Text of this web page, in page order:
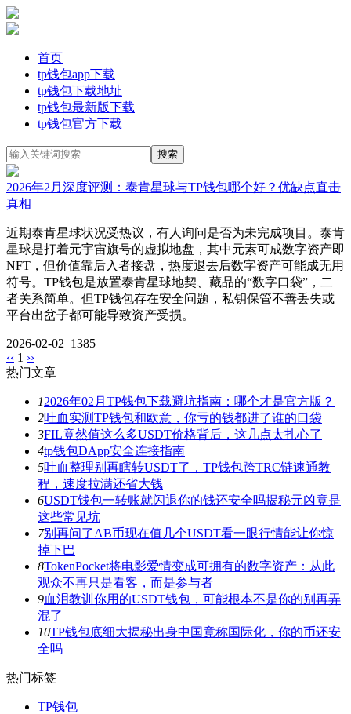
首页
tp钱包app下载
tp钱包下载地址
tp钱包最新版下载
tp钱包官方下载
2026年2月深度评测：泰肯星球与TP钱包哪个好？优缺点直击
真相
近期泰肯星球状况受热议，有人询问是否为未完成项目。泰肯
星球是打着元宇宙旗号的虚拟地盘，其中元素可成数字资产即
NFT，但价值靠后入者接盘，热度退去后数字资产可能成无用
符号。TP钱包是放置泰肯星球地契、藏品的“数字口袋”，二
者关系简单。但TP钱包存在安全问题，私钥保管不善丢失或
平台出岔子都可能导致资产受损。
2026-02-02 1385
‹‹ 1 ››
热门文章
12026年02月TP钱包下载避坑指南：哪个才是官方版？
2吐血实测TP钱包和欧意，你亏的钱都进了谁的口袋
3FIL竟然值这么多USDT价格背后，这几点太扎心了
4tp钱包DApp安全连接指南
5吐血整理别再瞎转USDT了，TP钱包跨TRC链速通教
程，速度拉满还省大钱
6USDT钱包一转账就闪退你的钱还安全吗揭秘元凶竟是
这些常见坑
7别再问了AB币现在值几个USDT看一眼行情能让你惊
掉下巴
8TokenPocket将电影爱情变成可拥有的数字资产：从此
观众不再只是看客，而是参与者
9血泪教训你用的USDT钱包，可能根本不是你的别再弄
混了
10TP钱包底细大揭秘出身中国竟称国际化，你的币还安
全吗
热门标签
TP钱包